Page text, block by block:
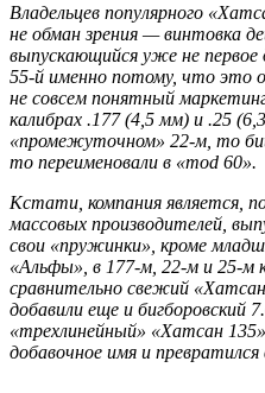
Владельцев популярного
не обман зрения — винтовка
выпускающийся уже не
55-й именно потому, что это
не совсем понятный
калибрах .177 (4,5 мм) и .25
«промежуточном» 22-м, то
то переименовали в «mod 60».
Кстати, компания является,
массовых производителей,
свои «пружинки», кроме
«Альфы», в 177-м, 22-м и 25-м
сравнительно свежий
добавили еще и
«трехлинейный» «Хатсан
добавочное имя и превратился